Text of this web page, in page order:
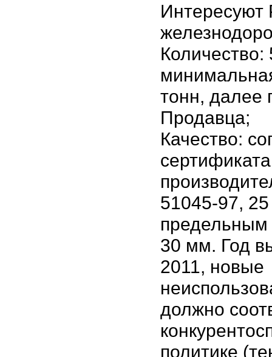
Интересуют
Количество:
тонн, далее
Продавца;
Качество:
51045-97,
предельным
30 мм. Год
2011, новые
должно
политике